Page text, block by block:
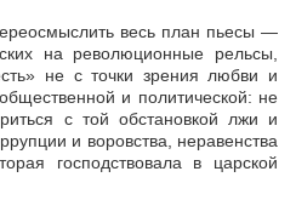
весь план пьесы —
на революционные рельсы,
не с точки зрения любви и
и политической: не
с той обстановкой лжи и
и воровства, неравенства
господствовала в царской